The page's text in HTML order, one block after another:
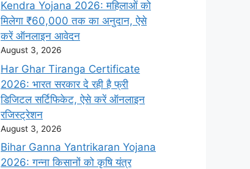
Kendra Yojana 2026: महिलाओं को
मिलेगा ₹60,000 तक का अनुदान, ऐसे
करें ऑनलाइन आवेदन
August 3, 2026
Har Ghar Tiranga Certificate
2026: भारत सरकार दे रही है फ्री
डिजिटल सर्टिफिकेट, ऐसे करें ऑनलाइन
रजिस्ट्रेशन
August 3, 2026
Bihar Ganna Yantrikaran Yojana
2026: गन्ना किसानों को कृषि यंत्र